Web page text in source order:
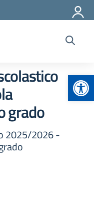
grado
2025/2026 -